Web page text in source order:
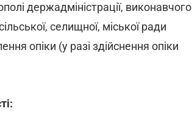
держадміністрації, виконавчого
селищної, міської ради
опіки (у разі здійснення опіки